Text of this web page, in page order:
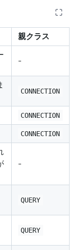
親クラス
-
CONNECTION
CONNECTION
CONNECTION
-
QUERY
QUERY